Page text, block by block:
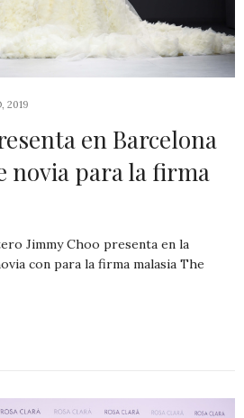
2019
en Barcelona
novia para la firma
Jimmy Choo presenta en la
con para la firma malasia The